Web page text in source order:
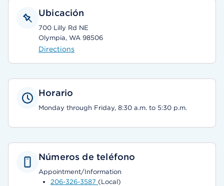
Ubicación
700 Lilly Rd NE
Olympia, WA 98506
Directions
Horario
Monday through Friday, 8:30 a.m. to 5:30 p.m.
Números de teléfono
Appointment/Information
206-326-3587 (Local)